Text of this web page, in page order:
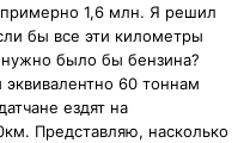
примерно 1,6 млн. Я решил
бы все эти километры
было бы бензина?
60 тоннам
ездят на
Представляю, насколько